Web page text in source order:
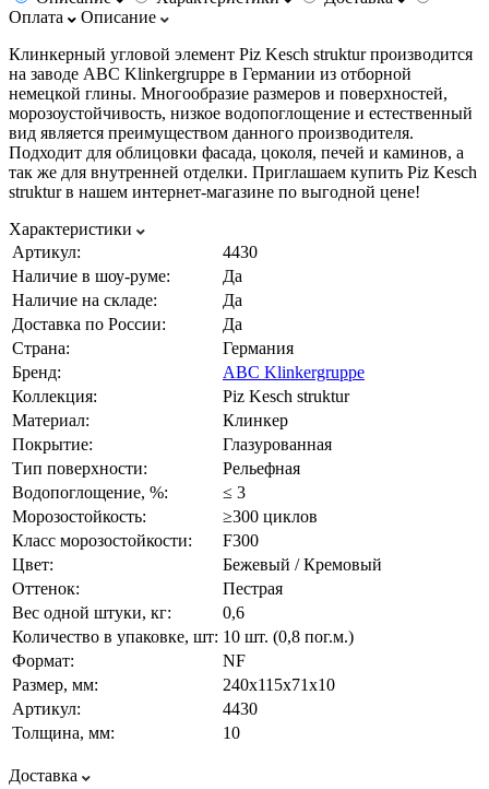
Оплата
Описание
Клинкерный угловой элемент Piz Kesch struktur производится
на заводе ABC Klinkergruppe в Германии из отборной
немецкой глины. Многообразие размеров и поверхностей,
морозоустойчивость, низкое водопоглощение и естественный
вид является преимуществом данного производителя.
Подходит для облицовки фасада, цоколя, печей и каминов, а
так же для внутренней отделки. Приглашаем купить Piz Kesch
struktur в нашем интернет-магазине по выгодной цене!
Характеристики
Артикул:
4430
Наличие в шоу-руме:
Да
Наличие на складе:
Да
Доставка по России:
Да
Страна:
Германия
Бренд:
ABC Klinkergruppe
Коллекция:
Piz Kesch struktur
Материал:
Клинкер
Покрытие:
Глазурованная
Тип поверхности:
Рельефная
Водопоглощение, %:
≤ 3
Морозостойкость:
≥300 циклов
Класс морозостойкости:
F300
Цвет:
Бежевый / Кремовый
Оттенок:
Пестрая
Вес одной штуки, кг:
0,6
Количество в упаковке, шт: 10 шт. (0,8 пог.м.)
Формат:
NF
Размер, мм:
240х115х71х10
Артикул:
4430
Толщина, мм:
10
Доставка